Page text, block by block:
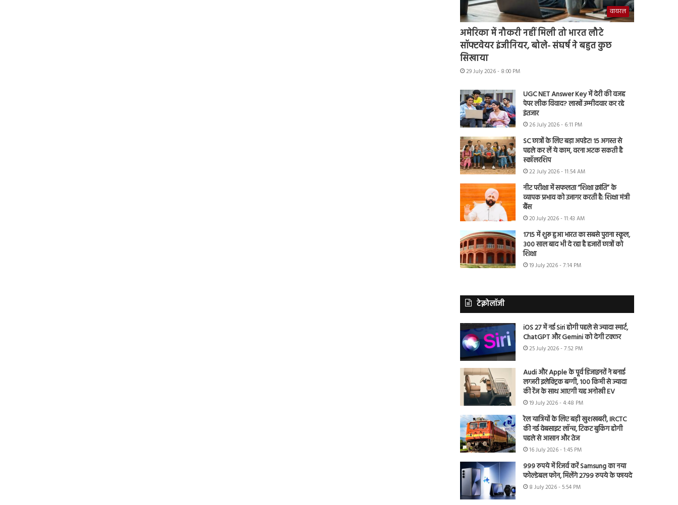
वायरल
अमेरिका में नौकरी नहीं मिली तो भारत लौटे
सॉफ्टवेयर इंजीनियर, बोले- संघर्ष ने बहुत कुछ
सिखाया
29 July 2026 - 8:00 PM
UGC NET Answer Key में देरी की वजह
पेपर लीक विवाद? लाखों उम्मीदवार कर रहे
इंतजार
26 July 2026 - 6:11 PM
SC छात्रों के लिए बड़ा अपडेट! 15 अगस्त से
पहले कर लें ये काम, वरना अटक सकती है
स्कॉलरशिप
22 July 2026 - 11:54 AM
नीट परीक्षा में सफलता “शिक्षा क्रांति” के
व्यापक प्रभाव को उजागर करती है: शिक्षा मंत्री
बैंस
20 July 2026 - 11:43 AM
1715 में शुरू हुआ भारत का सबसे पुराना स्कूल,
300 साल बाद भी दे रहा है हजारों छात्रों को
शिक्षा
19 July 2026 - 7:14 PM
टेक्नोलॉजी
iOS 27 में नई Siri होगी पहले से ज्यादा स्मार्ट,
ChatGPT और Gemini को देगी टक्कर
25 July 2026 - 7:52 PM
Audi और Apple के पूर्व डिजाइनरों ने बनाई
लग्जरी इलेक्ट्रिक बग्गी, 100 किमी से ज्यादा
की रेंज के साथ आएगी यह अनोखी EV
19 July 2026 - 4:48 PM
रेल यात्रियों के लिए बड़ी खुशखबरी, IRCTC
की नई वेबसाइट लॉन्च, टिकट बुकिंग होगी
पहले से आसान और तेज
16 July 2026 - 1:45 PM
999 रुपये में रिजर्व करें Samsung का नया
फोल्डेबल फोन, मिलेंगे 2799 रुपये के फायदे
8 July 2026 - 5:54 PM